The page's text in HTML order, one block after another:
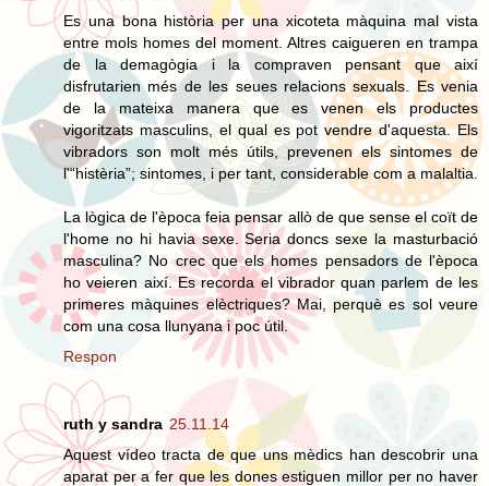
Es una bona història per una xicoteta màquina mal vista
entre mols homes del moment. Altres caigueren en trampa
de la demagògia i la compraven pensant que així
disfrutarien més de les seues relacions sexuals. Es venia
de la mateixa manera que es venen els productes
vigoritzats masculins, el qual es pot vendre d'aquesta. Els
vibradors son molt més útils, prevenen els sintomes de
l'“histèria”; sintomes, i per tant, considerable com a malaltia.
La lògica de l'època feia pensar allò de que sense el coït de
l'home no hi havia sexe. Seria doncs sexe la masturbació
masculina? No crec que els homes pensadors de l'època
ho veieren així. Es recorda el vibrador quan parlem de les
primeres màquines elèctriques? Mai, perquè es sol veure
com una cosa llunyana i poc útil.
Respon
ruth y sandra 25.11.14
Aquest vídeo tracta de que uns mèdics han descobrir una
aparat per a fer que les dones estiguen millor per no haver